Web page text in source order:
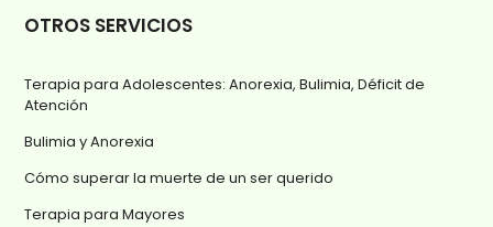
OTROS SERVICIOS
Terapia para Adolescentes: Anorexia, Bulimia, Déficit de
Atención
Bulimia y Anorexia
Cómo superar la muerte de un ser querido
Terapia para Mayores